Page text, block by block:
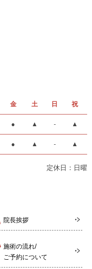
院長挨拶
施術の流れ/
ご予約について
金 土 日 祝
● ▲ - ▲
● ▲ - ▲
定休日：日曜